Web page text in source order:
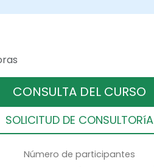
CONSULTA DEL CURSO
SOLICITUD DE CONSULTORíA
Número de participantes